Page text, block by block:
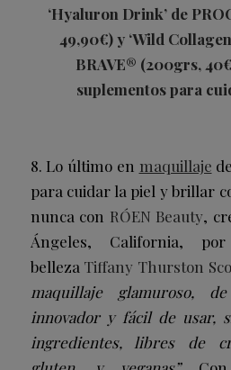
‘Hyaluron Drink’ de
49,90€) y ‘Wild
BRAVE® (200grs,
suplementos para
8. Lo último en maquillaje
para cuidar la piel y brillar
nunca con RÓEN Beauty,
Ángeles, California,
belleza Tiffany Thurston
maquillaje glamuroso,
innovador y fácil de usar,
ingredientes, libres de